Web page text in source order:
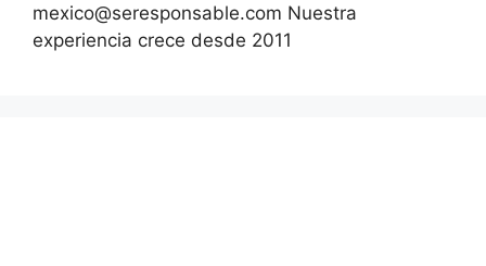
mexico@seresponsable.com Nuestra
experiencia crece desde 2011